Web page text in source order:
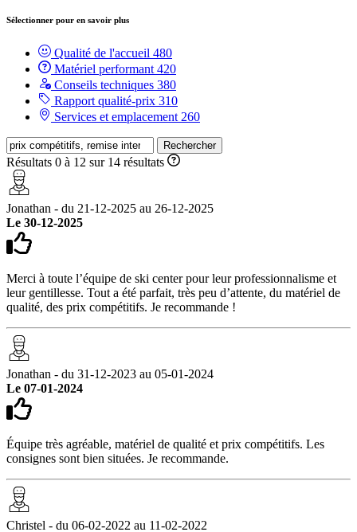
Sélectionner pour en savoir plus
Qualité de l'accueil 480
Matériel performant 420
Conseils techniques 380
Rapport qualité-prix 310
Services et emplacement 260
Rechercher
Résultats 0 à 12 sur 14 résultats
Jonathan - du 21-12-2025 au 26-12-2025
Le 30-12-2025
Merci à toute l’équipe de ski center pour leur professionnalisme et
leur gentillesse. Tout a été parfait, très peu d’attente, du matériel de
qualité, des prix compétitifs. Je recommande !
Jonathan - du 31-12-2023 au 05-01-2024
Le 07-01-2024
Équipe très agréable, matériel de qualité et prix compétitifs. Les
consignes sont bien situées. Je recommande.
Christel - du 06-02-2022 au 11-02-2022